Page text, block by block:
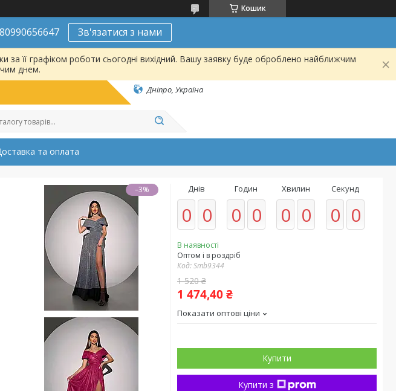
Кошик
Зв'язатися з нами
її графіком роботи сьогодні вихідний. Вашу заявку буде оброблено найближчим
днем.
Дніпро, Україна
та оплата
–3% Днів
0 0
Годин
0 0
Хвилин
0 0
Секунд
0 0
В наявності
Оптом і в роздріб
Код:Smb9344
1 520 ₴
1 474,40 ₴
Показати оптові ціни
Купити
Купити з